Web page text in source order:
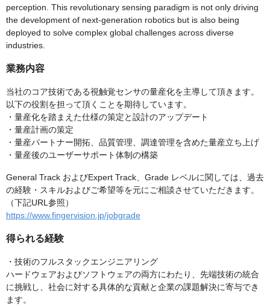
perception. This revolutionary sensing paradigm is not only driving
the development of next-generation robotics but is also being
deployed to solve complex global challenges across diverse
industries.
業務内容
当社のコア技術である視触覚センサの量産化を主導して頂きます。
以下の役割を担って頂くことを期待しています。
・量産化を踏まえた仕様の策定と設計のアップデート
・量産計画の策定
・量産パートナー開拓、品質管理、調達管理を含めた量産立ち上げ
・量産後のユーザーサポート体制の構築
General Track およびExpert Track、Grade レベルに関しては、過去
の経験・スキルおよびご希望等を元にご相談させていただきます。
（下記URL参照）
https://www.fingervision.jp/jobgrade
得られる経験
・技術のフルスタックエンジニアリング
ハードウェアおよびソフトウェアの両方にわたり、先端技術の統合
に挑戦し、社会に対する具体的な貢献と企業の課題解決に寄与でき
ます。